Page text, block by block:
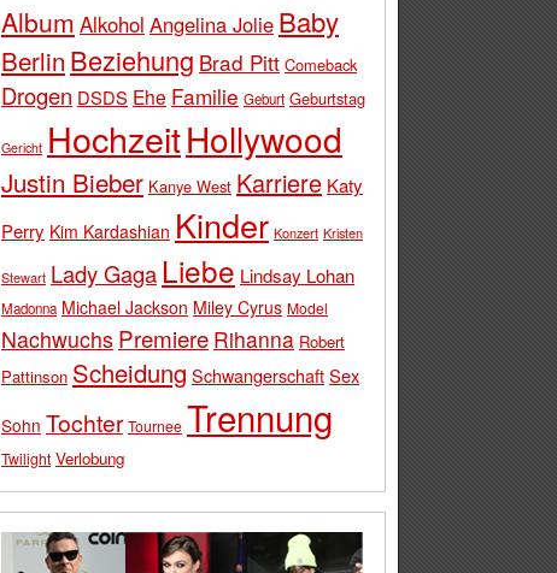
Album Alkohol Angelina Jolie Baby
Berlin Beziehung Brad Pitt Comeback
Drogen DSDS Ehe Familie Geburt Geburtstag
Gericht HochzeitHollywood
Justin Bieber Kanye West Karriere Katy
Perry Kim Kardashian Kinder Konzert Kristen
Stewart Lady Gaga Liebe Lindsay Lohan
Madonna Michael Jackson Miley Cyrus Model
Nachwuchs Premiere Rihanna Robert
Pattinson Scheidung SchwangerschaftSex
Sohn Tochter Tournee Trennung
Twilight Verlobung